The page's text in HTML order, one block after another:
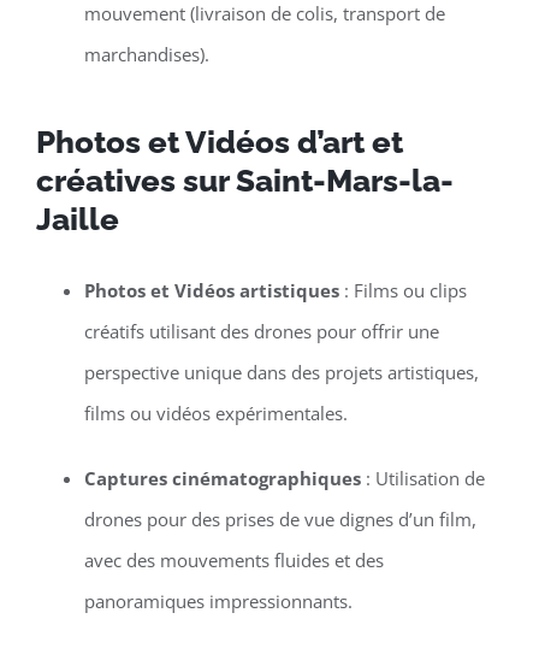
mouvement (livraison de colis, transport de
marchandises).
Photos et Vidéos d’art et
créatives sur Saint-Mars-la-
Jaille
Photos et Vidéos artistiques: Films ou clips
créatifs utilisant des drones pour offrir une
perspective unique dans des projets artistiques,
films ou vidéos expérimentales.
Captures cinématographiques: Utilisation de
drones pour des prises de vue dignes d’un film,
avec des mouvements fluides et des
panoramiques impressionnants.